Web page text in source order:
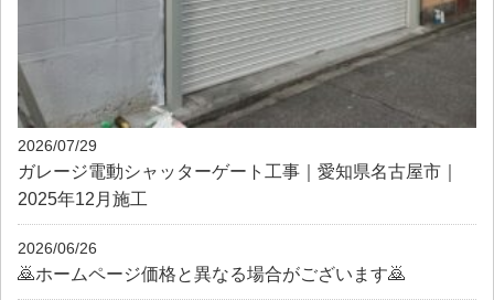
2026/07/29
ガレージ電動シャッターゲート工事｜愛知県名古屋市｜
2025年12月施工
2026/06/26
🙇ホームページ価格と異なる場合がございます🙇